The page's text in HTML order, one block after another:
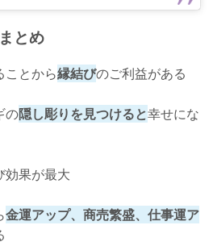
とめ
ことから縁結びのご利益がある
の隠し彫りを見つけると幸せにな
効果が最大
金運アップ、商売繁盛、仕事運ア